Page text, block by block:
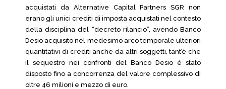
acquistati da Alternative Capital Partners SGR non
erano gli unici crediti di imposta acquistati nel contesto
della disciplina del “decreto rilancio”, avendo Banco
Desio acquisito nel medesimo arco temporale ulteriori
quantitativi di crediti anche da altri soggetti, tant’è che
il sequestro nei confronti del Banco Desio è stato
disposto fino a concorrenza del valore complessivo di
oltre 46 milioni e mezzo di euro.